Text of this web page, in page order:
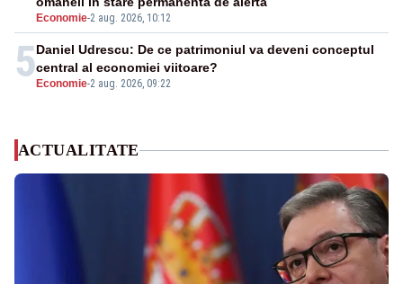
Economie-2 aug. 2026, 10:12
5 Economie-2 aug. 2026, 09:22
Daniel Udrescu: De ce patrimoniul va deveni conceptul
central al economiei viitoare?
ACTUALITATE